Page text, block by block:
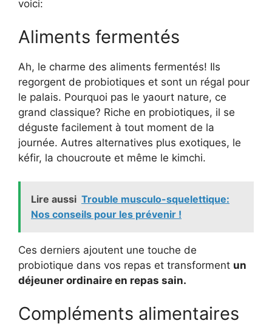
voici:
Aliments fermentés
Ah, le charme des aliments fermentés! Ils
regorgent de probiotiques et sont un régal pour
le palais. Pourquoi pas le yaourt nature, ce
grand classique? Riche en probiotiques, il se
déguste facilement à tout moment de la
journée. Autres alternatives plus exotiques, le
kéfir, la choucroute et même le kimchi.
Lire aussi Trouble musculo-squelettique:
Nos conseils pour les prévenir !
Ces derniers ajoutent une touche de
probiotique dans vos repas et transforment un
déjeuner ordinaire en repas sain.
Compléments alimentaires